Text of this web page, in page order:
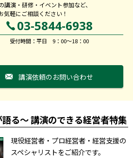
講演・研修・イベント参加など、
気軽にご相談ください！
03-5844-6938
受付時間：平日 9：00～18：00
講演依頼のお問い合わせ
る～ 講演のできる経営者特集
現役経営者・プロ経営者・経営支援の
スペシャリストをご紹介です。